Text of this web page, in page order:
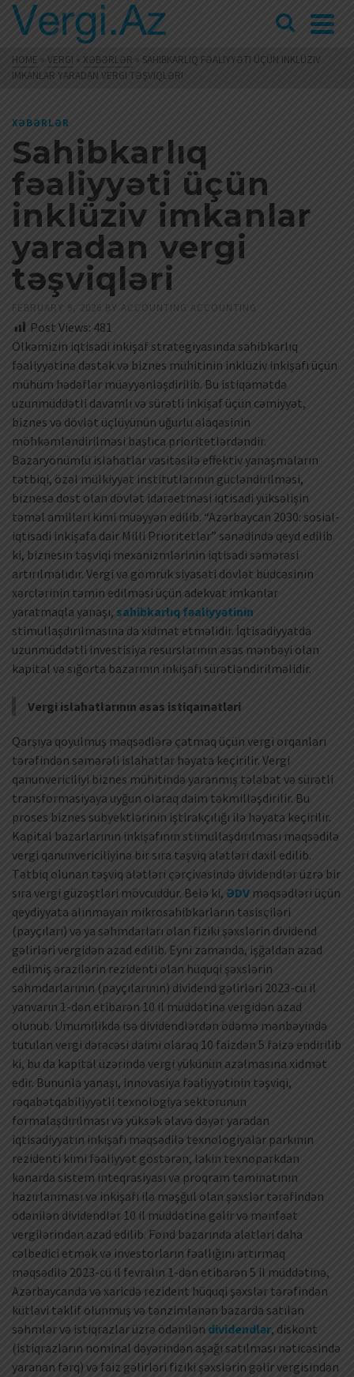
HOME » VERGI » XƏBƏRLƏR » SAHIBKARLIQ FƏALIYYƏTI ÜÇÜN INKLÜZIV
IMKANLAR YARADAN VERGI TƏŞVIQLƏRI
XƏBƏRLƏR
Sahibkarlıq
fəaliyyəti üçün
inklüziv imkanlar
yaradan vergi
təşviqləri
FEBRUARY 9, 2026 BY ACCOUNTING ACCOUNTING
Post Views: 481
Ölkəmizin iqtisadi inkişaf strategiyasında sahibkarlıq
fəaliyyətinə dəstək və biznes mühitinin inklüziv inkişafı üçün
mühüm hədəflər müəyyənləşdirilib. Bu istiqamətdə
uzunmüddətli davamlı və sürətli inkişaf üçün cəmiyyət,
biznes və dövlət üçlüyünün uğurlu əlaqəsinin
möhkəmləndirilməsi başlıca prioritetlərdəndir.
Bazaryönümlü islahatlar vasitəsilə effektiv yanaşmaların
tətbiqi, özəl mülkiyyət institutlarının gücləndirilməsi,
biznesə dost olan dövlət idarəetməsi iqtisadi yüksəlişin
təməl amilləri kimi müəyyən edilib. “Azərbaycan 2030: sosial-
iqtisadi inkişafa dair Milli Prioritetlər” sənədində qeyd edilib
ki, biznesin təşviqi mexanizmlərinin iqtisadi səmərəsi
artırılmalıdır. Vergi və gömrük siyasəti dövlət büdcəsinin
xərclərinin təmin edilməsi üçün adekvat imkanlar
yaratmaqla yanaşı, sahibkarlıq fəaliyyətinin
stimullaşdırılmasına da xidmət etməlidir. İqtisadiyyatda
uzunmüddətli investisiya resurslarının əsas mənbəyi olan
kapital və sığorta bazarının inkişafı sürətləndirilməlidir.
Vergi islahatlarının əsas istiqamətləri
Qarşıya qoyulmuş məqsədlərə çatmaq üçün vergi orqanları
tərəfindən səmərəli islahatlar həyata keçirilir. Vergi
qanunvericiliyi biznes mühitində yaranmış tələbat və sürətli
transformasiyaya uyğun olaraq daim təkmilləşdirilir. Bu
proses biznes subyektlərinin iştirakçılığı ilə həyata keçirilir.
Kapital bazarlarının inkişafının stimullaşdırılması məqsədilə
vergi qanunvericiliyinə bir sıra təşviq alətləri daxil edilib.
Tətbiq olunan təşviq alətləri çərçivəsində dividendlər üzrə bir
sıra vergi güzəştləri mövcuddur. Belə ki, ƏDV məqsədləri üçün
qeydiyyata alınmayan mikrosahibkarların təsisçiləri
(payçıları) və ya səhmdarları olan fiziki şəxslərin dividend
gəlirləri vergidən azad edilib. Eyni zamanda, işğaldan azad
edilmiş ərazilərin rezidenti olan hüquqi şəxslərin
səhmdarlarının (payçılarının) dividend gəlirləri 2023-cü il
yanvarın 1-dən etibarən 10 il müddətinə vergidən azad
olunub. Ümumilikdə isə dividendlərdən ödəmə mənbəyində
tutulan vergi dərəcəsi daimi olaraq 10 faizdən 5 faizə endirilib
ki, bu da kapital üzərində vergi yükünün azalmasına xidmət
edir. Bununla yanaşı, innovasiya fəaliyyətinin təşviqi,
rəqabətqabiliyyətli texnologiya sektorunun
formalaşdırılması və yüksək əlavə dəyər yaradan
iqtisadiyyatın inkişafı məqsədilə texnologiyalar parkının
rezidenti kimi fəaliyyət göstərən, lakin texnoparkdan
kənarda sistem inteqrasiyası və proqram təminatının
hazırlanması və inkişafı ilə məşğul olan şəxslər tərəfindən
ödənilən dividendlər 10 il müddətinə gəlir və mənfəət
vergilərindən azad edilib. Fond bazarında alətləri daha
cəlbedici etmək və investorların fəallığını artırmaq
məqsədilə 2023-cü il fevralın 1-dən etibarən 5 il müddətinə,
Azərbaycanda və xaricdə rezident hüquqi şəxslər tərəfindən
kütləvi təklif olunmuş və tənzimlənən bazarda satılan
səhmlər və istiqrazlar üzrə ödənilən dividendlər, diskont
(istiqrazların nominal dəyərindən aşağı satılması nəticəsində
yaranan fərq) və faiz gəlirləri fiziki şəxslərin gəlir vergisindən